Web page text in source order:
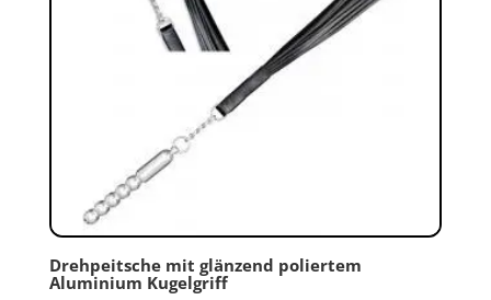
Drehpeitsche mit glänzend poliertem
Aluminium Kugelgriff